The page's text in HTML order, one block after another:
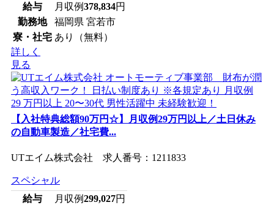
給与
月収例378,834円
勤務地
福岡県 宮若市
寮・社宅 あり（無料）
詳しく
見る
【入社特典総額90万円☆】月収例29万円以上／土日休み
の自動車製造／社宅費...
UTエイム株式会社 求人番号：1211833
スペシャル
給与
月収例299,027円